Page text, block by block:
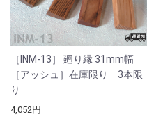
［INM-13］ 廻り縁 31mm幅
［アッシュ］在庫限り 3本限
り
4,052円